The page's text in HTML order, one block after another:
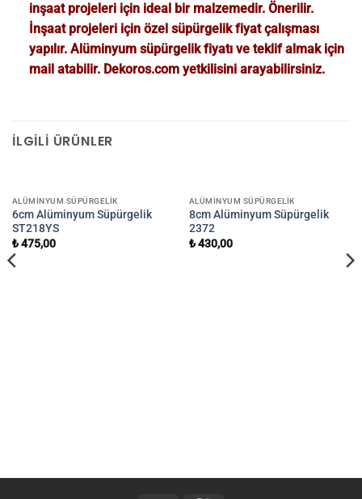
inşaat projeleri için ideal bir malzemedir. Önerilir.
İnşaat projeleri için özel süpürgelik fiyat çalışması
yapılır. Alüminyum süpürgelik fiyatı ve teklif almak için
mail atabilir. Dekoros.com yetkilisini arayabilirsiniz.
İLGILI ÜRÜNLER
ALÜMINYUM SÜPÜRGELIK
6cm Alüminyum Süpürgelik
ST218YS
₺475,00
ALÜMINYUM SÜPÜRGELIK
8cm Alüminyum Süpürgelik
2372
₺430,00